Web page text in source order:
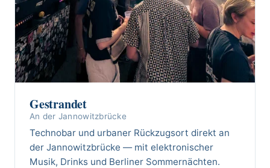
Gestrandet
An der Jannowitzbrücke
Technobar und urbaner Rückzugsort direkt an
der Jannowitzbrücke — mit elektronischer
Musik, Drinks und Berliner Sommernächten.